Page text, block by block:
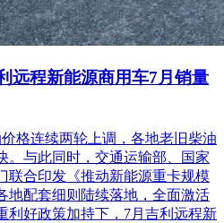
远程新能源商用车7月销量
格连续两轮上调，各地老旧柴油
。与此同时，交通运输部、国家
联合印发《推动新能源重卡规模
地配套细则陆续落地，全面激活
利好政策加持下，7月吉利远程新